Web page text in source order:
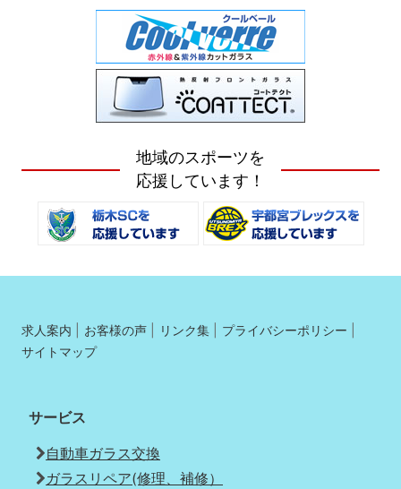
地域のスポーツを
応援しています！
求人案内 お客様の声 リンク集
プライバシーポリシー
サイトマップ
サービス
自動車ガラス交換
ガラスリペア(修理、補修）